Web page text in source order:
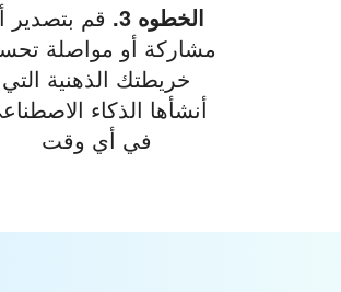
الخطوه 3.
قم بتصدير
مشاركة أو مواصلة
خريطتك الذهنية التي
أنشأها الذكاء
في أي وقت